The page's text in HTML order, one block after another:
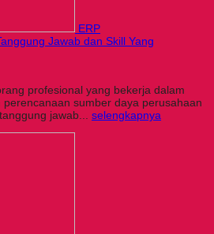
ERP
Jawab dan Skill Yang
profesional yang bekerja dalam
sumber daya perusahaan
jawab... selengkapnya